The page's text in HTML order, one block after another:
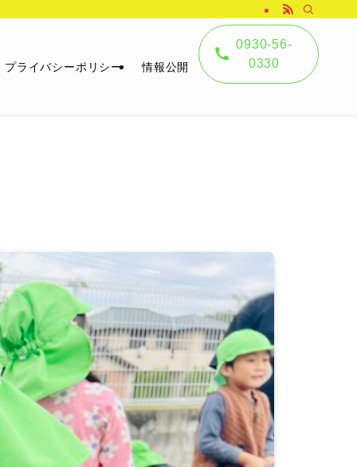
プライバシーポリシー 情報公開
0930-56-
0330